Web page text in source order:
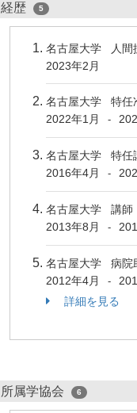
経歴 5
名古屋大学 人間
2023年2月
名古屋大学 特任
2022年1月
-
名古屋大学 特任
2016年4月
-
名古屋大学 講師
2013年8月
-
名古屋大学 病院
2012年4月
-
詳細を見る
所属学協会 6